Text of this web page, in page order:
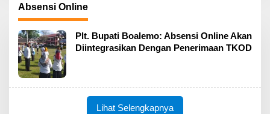
Absensi Online
Plt. Bupati Boalemo: Absensi Online Akan
Diintegrasikan Dengan Penerimaan TKOD
Lihat Selengkapnya